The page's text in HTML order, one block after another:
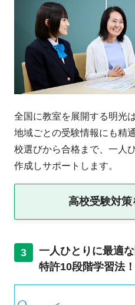
全国に教室を展開する明光
地域ごとの受験情報にも精
校選びから合格まで、一人
作成しサポートします。
高校受験対
3
一人ひとりに最適
特許10段階学習法！